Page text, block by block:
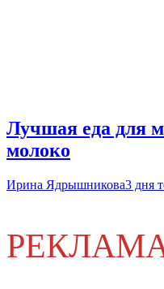
Лучшая еда для
молоко
Ирина Ядрышникова3 дня